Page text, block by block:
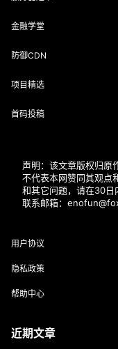
金融学堂
防御CDN
项目精选
首码投稿
声明：该文章版权归原
不代表本网赞同其观点
和其它问题，请在30日
联系邮箱：
用户协议
隐私政策
帮助中心
近期文章